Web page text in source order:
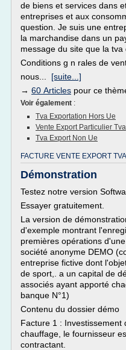
de biens et services dans
entreprises et aux
question. Je suis une
la marchandise dans un
message du site que la tva
Conditions g n rales de
nous... [suite...]
→ 60 Articles pour ce
Voir également :
Tva Exportation Hors Ue
Vente Export Particulier Tva
Tva Export Non Ue
FACTURE VENTE EXPORT
Démonstration
Testez notre version
Essayer gratuitement.
La version de
d'exemple montrant
premières opérations
société anonyme DEMO
entreprise fictive dont
de sport,. a un capital de
associés ayant apporté
banque N°1)
Contenu du dossier démo
Facture 1 : Investissement
chauffage, le fournisseur
contractant.